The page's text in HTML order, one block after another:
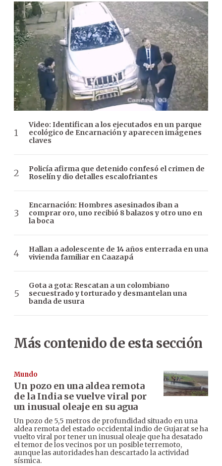
Video: Identifican a los ejecutados en un parque
ecológico de Encarnación y aparecen imágenes
claves
Policía afirma que detenido confesó el crimen de
Roselín y dio detalles escalofriantes
Encarnación: Hombres asesinados iban a
comprar oro, uno recibió 8 balazos y otro uno en
la boca
Hallan a adolescente de 14 años enterrada en una
vivienda familiar en Caazapá
Gota a gota: Rescatan a un colombiano
secuestrado y torturado y desmantelan una
banda de usura
Más contenido de esta sección
Mundo
Un pozo en una aldea remota
de la India se vuelve viral por
un inusual oleaje en su agua
Un pozo de 5,5 metros de profundidad situado en una
aldea remota del estado occidental indio de Gujarat se ha
vuelto viral por tener un inusual oleaje que ha desatado
el temor de los vecinos por un posible terremoto,
aunque las autoridades han descartado la actividad
sísmica.